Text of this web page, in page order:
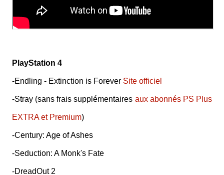
PlayStation 4
-Endling - Extinction is Forever Site officiel
-Stray (sans frais supplémentaires aux abonnés PS Plus
EXTRA et Premium)
-Century: Age of Ashes
-Seduction: A Monk's Fate
-DreadOut 2